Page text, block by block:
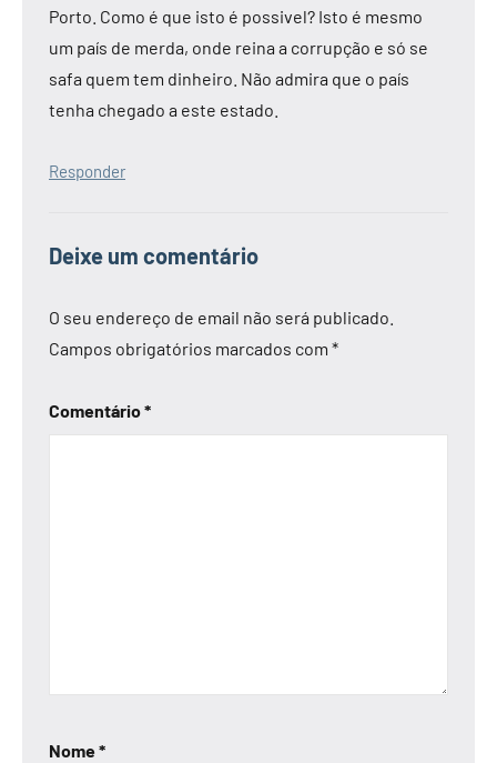
Porto. Como é que isto é possivel? Isto é mesmo
um país de merda, onde reina a corrupção e só se
safa quem tem dinheiro. Não admira que o país
tenha chegado a este estado.
Responder
Deixe um comentário
O seu endereço de email não será publicado.
Campos obrigatórios marcados com *
Comentário*
Nome*